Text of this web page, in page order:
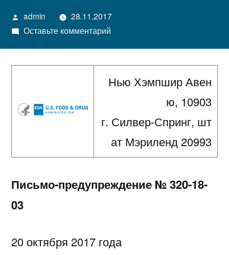
Написано
автором
admin
28.11.2017
Оставьте комментарийк
320-
03
Нью Хэмпшир Авен
ю, 10903
г. Силвер-Спринг, шт
ат Мэриленд 20993
Письмо-предупреждение № 320-18-
03
20 октября 2017 года